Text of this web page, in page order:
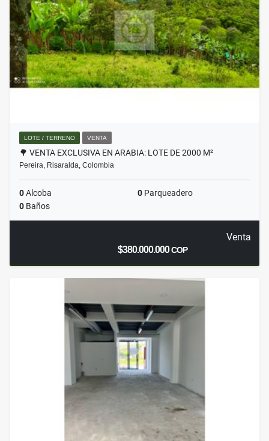
LOTE / TERRENO VENTA
🌳 VENTA EXCLUSIVA EN ARABIA: LOTE DE 2000 M²
Pereira, Risaralda, Colombia
0Alcoba 0 Parqueadero
0 Baños
Venta
$380.000.000COP